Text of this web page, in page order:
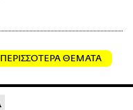
ΠΕΡΙΣΣΟΤΕΡΑ ΘΕΜΑΤΑ